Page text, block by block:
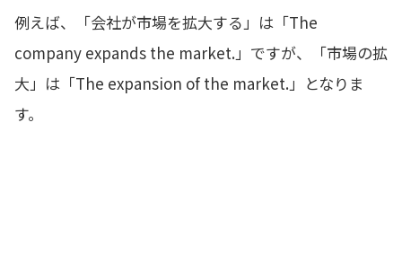
例えば、「会社が市場を拡大する」は「The
company expands the market.」ですが、「市場の拡
大」は「The expansion of the market.」となりま
す。